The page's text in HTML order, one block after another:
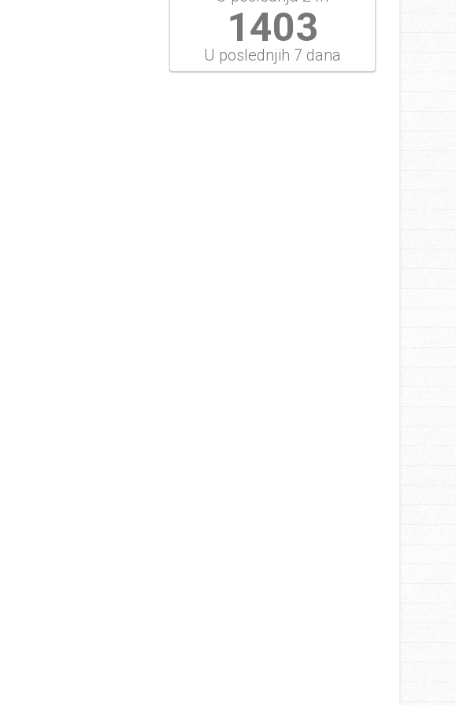
1403
U poslednjih 7 dana